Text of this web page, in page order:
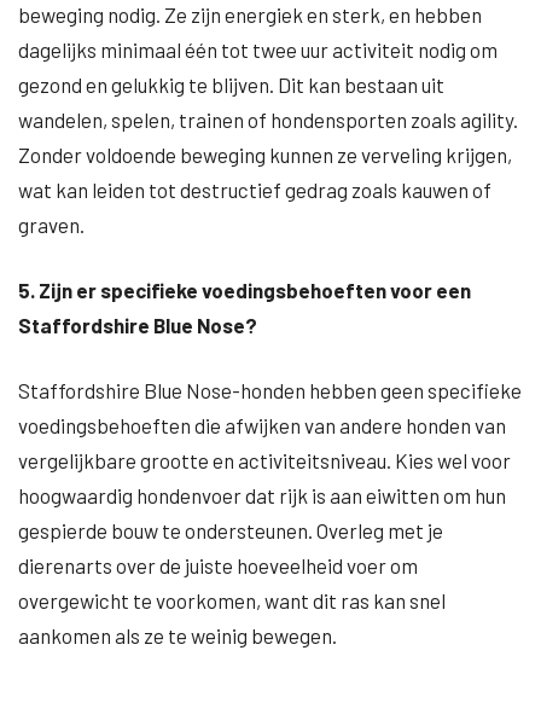
beweging nodig. Ze zijn energiek en sterk, en hebben
dagelijks minimaal één tot twee uur activiteit nodig om
gezond en gelukkig te blijven. Dit kan bestaan uit
wandelen, spelen, trainen of hondensporten zoals agility.
Zonder voldoende beweging kunnen ze verveling krijgen,
wat kan leiden tot destructief gedrag zoals kauwen of
graven.
5. Zijn er specifieke voedingsbehoeften voor een
Staffordshire Blue Nose?
Staffordshire Blue Nose-honden hebben geen specifieke
voedingsbehoeften die afwijken van andere honden van
vergelijkbare grootte en activiteitsniveau. Kies wel voor
hoogwaardig hondenvoer dat rijk is aan eiwitten om hun
gespierde bouw te ondersteunen. Overleg met je
dierenarts over de juiste hoeveelheid voer om
overgewicht te voorkomen, want dit ras kan snel
aankomen als ze te weinig bewegen.